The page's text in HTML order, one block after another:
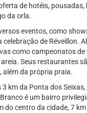
de hotéis, pousadas,
da orla.
eventos, como
de Réveillon.
como campeonatos de
Seus restaurantes
além da própria praia.
km da Ponta dos
é um bairro
do centro da cidade, 7